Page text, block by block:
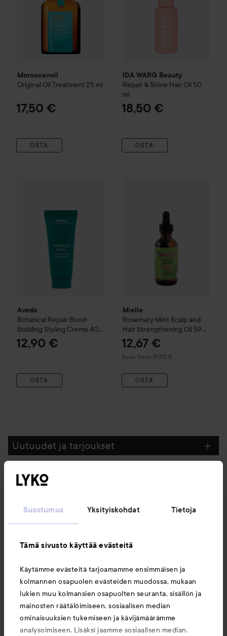
Suostumus Yksityiskohdat Tietoja
Tämä sivusto käyttää evästeitä
Käytämme evästeitä tarjoamamme ensimmäisen ja
kolmannen osapuolen evästeiden muodossa, mukaan
lukien muu kolmansien osapuolten seuranta, sisällön ja
mainosten räätälöimiseen, sosiaalisen median
ominaisuuksien tukemiseen ja kävijämäärämme
analysoimiseen. Lisäksi jaamme sosiaalisen median,
Moroccanoil
Original Oil Treatment 25 ml
17,50 €
OSTA
IDA WARG Beauty
Repair & Shine Hair Oil 50
ml
18,50 €
OSTA
Aveda
Botanical Repair Bond-
Building Styling Creme 40
ml
12,90 €
OSTA
Mielle
Rosemary Mint Scalp and
Hair Strengthening Oil 59
ml
12,67 €
Suos. hinta 15,50 €
Suositeltu hinta 15,50 €
OSTA
Uutuudet ja tarjoukset
Seuraa meitä
Asiakaspalvelu
Tietoja
Saattaisit myös tykätä